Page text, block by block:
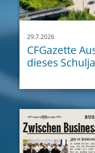
29.7.2026
CFGazette
dieses